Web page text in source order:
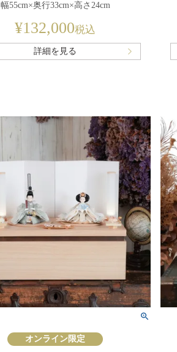
幅55cm×奥行33cm×高さ24cm
¥132,000税込
詳細を見る
オンライン限定